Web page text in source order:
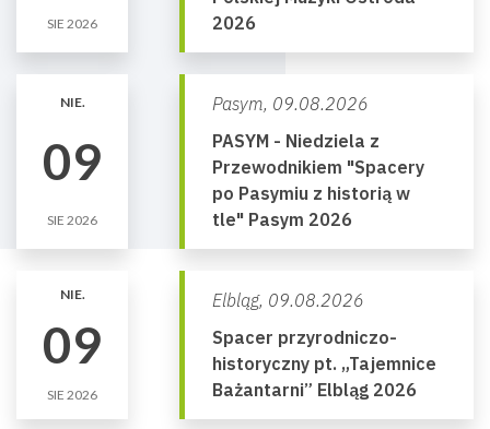
SIE 2026
2026
NIE.
09
SIE 2026
Pasym, 09.08.2026
PASYM - Niedziela z
Przewodnikiem "Spacery
po Pasymiu z historią w
tle" Pasym 2026
NIE.
09
SIE 2026
Elbląg, 09.08.2026
Spacer przyrodniczo-
historyczny pt. „Tajemnice
Bażantarni” Elbląg 2026